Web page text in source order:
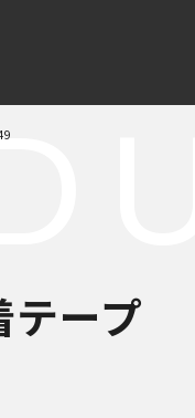
ープ